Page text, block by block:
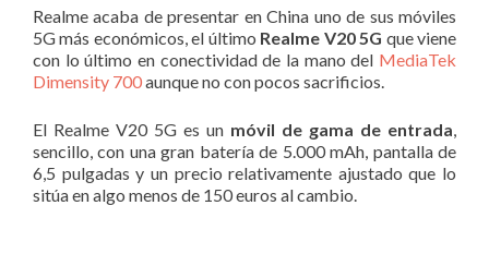
Realme acaba de presentar en China uno de sus móviles
5G más económicos, el último Realme V20 5G que viene
con lo último en conectividad de la mano del MediaTek
Dimensity 700aunque no con pocos sacrificios.
El Realme V20 5G es un móvil de gama de entrada
sencillo, con una gran batería de 5.000 mAh, pantalla de
6,5 pulgadas y un precio relativamente ajustado que lo
sitúa en algo menos de 150 euros al cambio.